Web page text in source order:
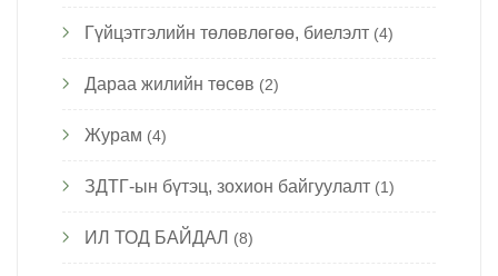
Гүйцэтгэлийн төлөвлөгөө, биелэлт (4)
Дараа жилийн төсөв (2)
Журам (4)
ЗДТГ-ын бүтэц, зохион байгуулалт (1)
ИЛ ТОД БАЙДАЛ (8)